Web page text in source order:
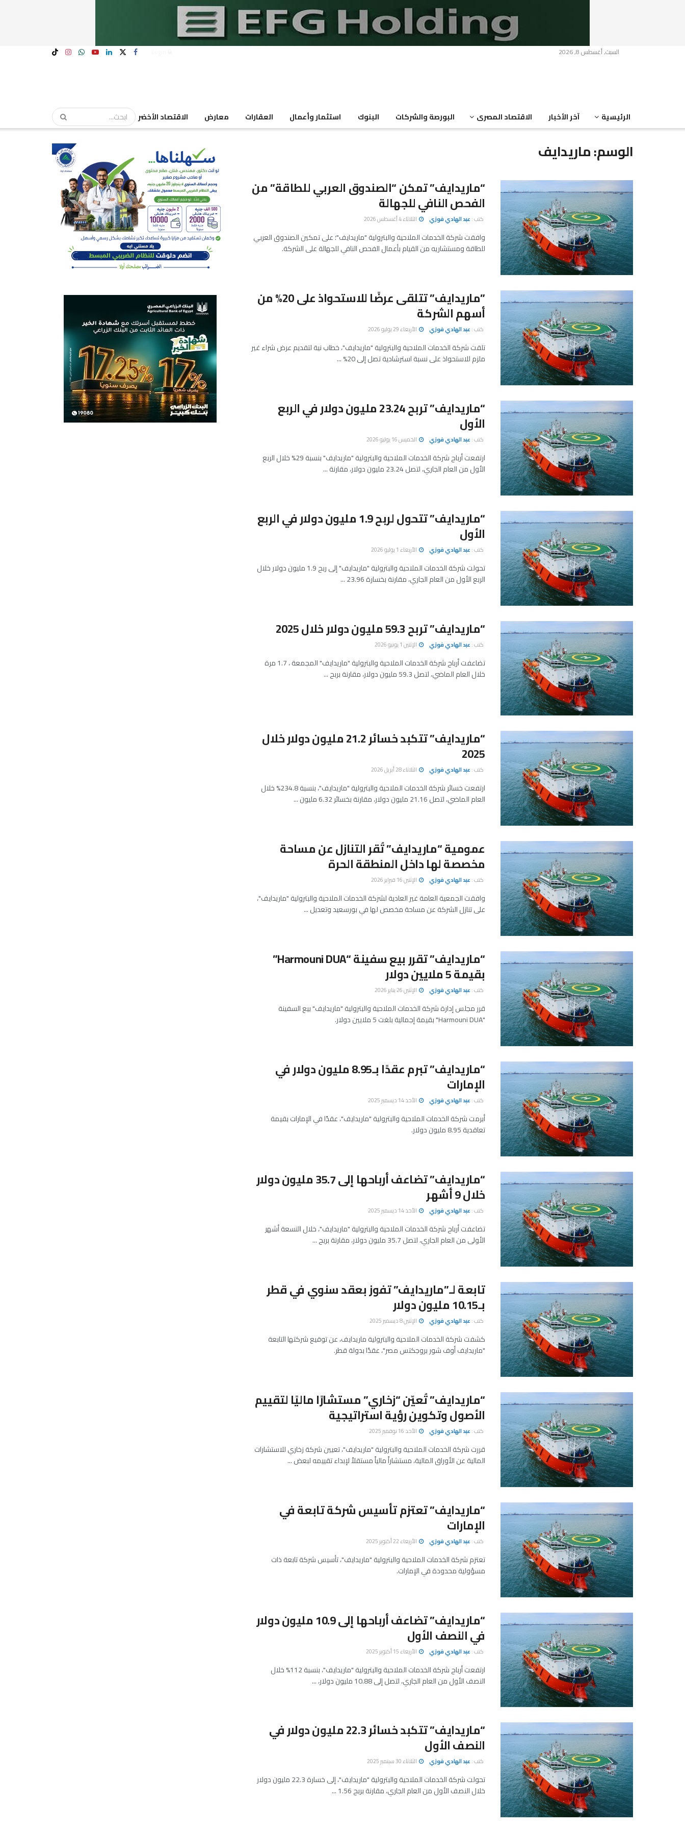
السبت, أغسطس 8, 2026
الرئيسية آخر الأخبار الاقتصاد المصرى البورصة والشركات البنوك استثمار وأعمال العقارات معارض الاقتصاد الأخضر
الوسم:ماريدايف
“ماريدايف” تمكن “الصندوق العربي للطاقة” من
الفحص النافي للجهالة
كتب : عبد الهادي فوزي الثلاثاء 4 أغسطس 2026
وافقت شركة الخدمات الملاحية والبترولية "ماريدايف"؛ على تمكين الصندوق العربي
للطاقة ومستشاريه من القيام بأعمال الفحص النافي للجهالة على الشركة.
​”ماريدايف” تتلقى عرضًا للاستحواذ على 20% من
أسهم الشركة
كتب : عبد الهادي فوزي الأربعاء 29 يوليو 2026
تلقت شركة الخدمات الملاحية والبترولية "ماريدايف"، خطاب نية لتقديم عرض شراء غير
ملزم للاستحواذ على نسبة استرشادية تصل إلى 20% ...
“ماريدايف” تربح 23.24 مليون دولار في الربع
الأول
كتب : عبد الهادي فوزي الخميس 16 يوليو 2026
ارتفعت أرباح شركة الخدمات الملاحية والبترولية "ماريدايف" بنسبة 29% خلال الربع
الأول من العام الجاري، لتصل 23.24 مليون دولار، مقارنة ...
“ماريدايف” تتحول لربح 1.9 مليون دولار في الربع
الأول
كتب : عبد الهادي فوزي الأربعاء 1 يوليو 2026
تحولت شركة الخدمات الملاحية والبترولية "ماريدايف" إلى ربح 1.9 مليون دولار خلال
الربع الأول من العام الجاري، مقارنة بخسارة 23.96 ...
“ماريدايف” تربح 59.3 مليون دولار خلال 2025
كتب : عبد الهادي فوزي الإثنين 1 يونيو 2026
تضاعفت أرباح شركة الخدمات الملاحية والبترولية "ماريدايف" المجمعة ، 1.7 مرة
خلال العام الماضي، لتصل 59.3 مليون دولار، مقارنة بربح ...
“ماريدايف” تتكبد خسائر 21.2 مليون دولار خلال
2025
كتب : عبد الهادي فوزي الثلاثاء 28 أبريل 2026
ارتفعت خسائر شركة الخدمات الملاحية والبترولية "ماريدايف"، بنسبة 234.8% خلال
العام الماضي، لتصل 21.16 مليون دولار، مقارنة بخسائر 6.32 مليون ...
عمومية “ماريدايف” تُقر التنازل عن مساحة
مخصصة لها داخل المنطقة الحرة
كتب : عبد الهادي فوزي الإثنين 16 فبراير 2026
وافقت الجمعية العامة غير العادية لشركة الخدمات الملاحية والبترولية "ماريدايف"،
على تنازل الشركة عن مساحة مخصص لها في بورسعيد وتعديل ...
“ماريدايف” تقرر بيع سفينة “Harmouni DUA”
بقيمة 5 ملايين دولار
كتب : عبد الهادي فوزي الإثنين 26 يناير 2026
قرر مجلس إدارة شركة الخدمات الملاحية والبترولية "ماريدايف" بيع السفينة
"Harmouni DUA" بقيمة إجمالية بلغت 5 ملايين دولار.
“ماريدايف” تبرم عقدًا بـ8.95 مليون دولار في
الإمارات
كتب : عبد الهادي فوزي الأحد 14 ديسمبر 2025
أبرمت شركة الخدمات الملاحية والبترولية "ماريدايف"، عقدًا في الإمارات بقيمة
تعاقدية 8.95 مليون دولار.
“ماريدايف” تضاعف أرباحها إلى 35.7 مليون دولار
خلال 9 أشهر
كتب : عبد الهادي فوزي الأحد 14 ديسمبر 2025
تضاعفت أرباح شركة الخدمات الملاحية والبترولية "ماريدايف"، خلال التسعة أشهر
الأولى من العام الجاري، لتصل 35.7 مليون دولار، مقارنة بربح ...
تابعة لـ”ماريدايف” تفوز بعقد سنوي في قطر
بـ10.15 مليون دولار
كتب : عبد الهادي فوزي الإثنين 8 ديسمبر 2025
كشفت شركة الخدمات الملاحية والبترولية ماريدايف، عن توقيع شركتها التابعة
"ماريدايف أوف شور بروجكتس مصر"، عقدًا بدولة قطر.
“ماريدايف” تُعيّن “زخاري” مستشارًا ماليًا لتقييم
الأصول وتكوين رؤية استراتيجية
كتب : عبد الهادي فوزي الأحد 16 نوفمبر 2025
قررت شركة الخدمات الملاحية والبترولية "ماريدايف"، تعيين شركة زخاري للاستشارات
المالية عن الأوراق المالية، مستشاراً مالياً مستقلاً لإبداء تقييمه لبعض ...
“ماريدايف” تعتزم تأسيس شركة تابعة في
الإمارات
كتب : عبد الهادي فوزي الأربعاء 22 أكتوبر 2025
تعتزم شركة الخدمات الملاحية والبترولية "ماريدايف"، تأسيس شركة تابعة ذات
مسؤولية محدودة في الإمارات.
“ماريدايف” تضاعف أرباحها إلى 10.9 مليون دولار
في النصف الأول
كتب : عبد الهادي فوزي الأربعاء 15 أكتوبر 2025
ارتفعت أرباح شركة الخدمات الملاحية والبترولية "ماريدايف"، بنسبة 112% خلال
النصف الأول من العام الجاري، لتصل إلى 10.88 مليون دولار، ...
“ماريدايف” تتكبد خسائر 22.3 مليون دولار في
النصف الأول
كتب : عبد الهادي فوزي الثلاثاء 30 سبتمبر 2025
تحولت شركة الخدمات الملاحية والبترولية "ماريدايف"، إلى خسارة 22.3 مليون دولار
خلال النصف الأول من العام الجاري، مقارنة بربح 1.56 ...